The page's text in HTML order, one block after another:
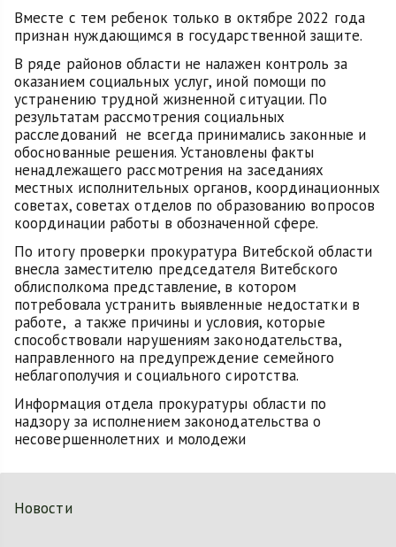
Вместе с тем ребенок только в октябре 2022 года
признан нуждающимся в государственной защите.
В ряде районов области не налажен контроль за
оказанием социальных услуг, иной помощи по
устранению трудной жизненной ситуации. По
результатам рассмотрения социальных
расследований не всегда принимались законные и
обоснованные решения. Установлены факты
ненадлежащего рассмотрения на заседаниях
местных исполнительных органов, координационных
советах, советах отделов по образованию вопросов
координации работы в обозначенной сфере.
По итогу проверки прокуратура Витебской области
внесла заместителю председателя Витебского
облисполкома представление, в котором
потребовала устранить выявленные недостатки в
работе, а также причины и условия, которые
способствовали нарушениям законодательства,
направленного на предупреждение семейного
неблагополучия и социального сиротства.
Информация отдела прокуратуры области по
надзору за исполнением законодательства о
несовершеннолетних и молодежи
Новости